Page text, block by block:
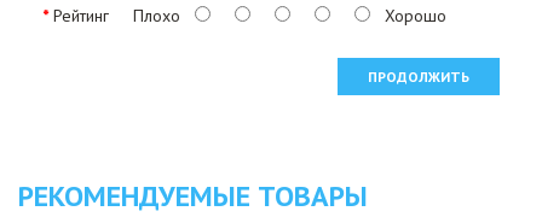
Рейтинг Плохо Хорошо
ПРОДОЛЖИТЬ
РЕКОМЕНДУЕМЫЕ ТОВАРЫ